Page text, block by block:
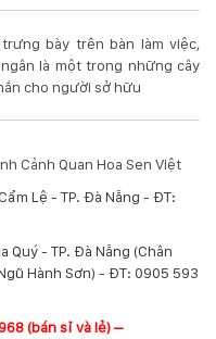
bày trên bàn làm việc,
là một trong những cây
cho người sở hữu
Cảnh Quan Hoa Sen Việt
Lệ - TP. Đà Nẵng - ĐT:
Quý - TP. Đà Nẵng (Chân
Hành Sơn) - ĐT: 0905 593
(bán sỉ và lẻ) –